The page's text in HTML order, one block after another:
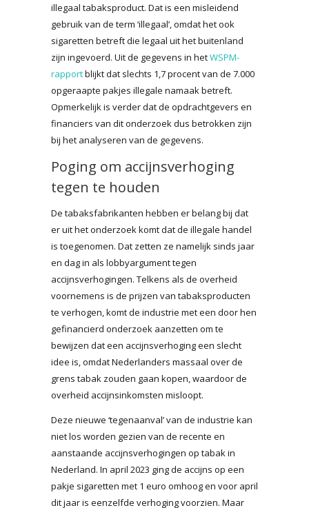
illegaal tabaksproduct. Dat is een misleidend
gebruik van de term ‘illegaal’, omdat het ook
sigaretten betreft die legaal uit het buitenland
zijn ingevoerd. Uit de gegevens in hetWSPM-
rapportblijkt dat slechts 1,7 procent van de 7.000
opgeraapte pakjes illegale namaak betreft.
Opmerkelijk is verder dat de opdrachtgevers en
financiers van dit onderzoek dus betrokken zijn
bij het analyseren van de gegevens.
Poging om accijnsverhoging
tegen te houden
De tabaksfabrikanten hebben er belang bij dat
er uit het onderzoek komt dat de illegale handel
is toegenomen. Dat zetten ze namelijk sinds jaar
en dag in als lobbyargument tegen
accijnsverhogingen. Telkens als de overheid
voornemens is de prijzen van tabaksproducten
te verhogen, komt de industrie met een door hen
gefinancierd onderzoek aanzetten om te
bewijzen dat een accijnsverhoging een slecht
idee is, omdat Nederlanders massaal over de
grens tabak zouden gaan kopen, waardoor de
overheid accijnsinkomsten misloopt.
Deze nieuwe ‘tegenaanval’ van de industrie kan
niet los worden gezien van de recente en
aanstaande accijnsverhogingen op tabak in
Nederland. In april 2023 ging de accijns op een
pakje sigaretten met 1 euro omhoog en voor april
dit jaar is eenzelfde verhoging voorzien. Maar